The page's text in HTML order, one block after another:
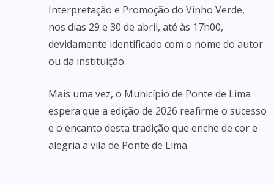
Interpretação e Promoção do Vinho Verde,
nos dias 29 e 30 de abril, até às 17h00,
devidamente identificado com o nome do autor
ou da instituição.
Mais uma vez, o Município de Ponte de Lima
espera que a edição de 2026 reafirme o sucesso
e o encanto desta tradição que enche de cor e
alegria a vila de Ponte de Lima.